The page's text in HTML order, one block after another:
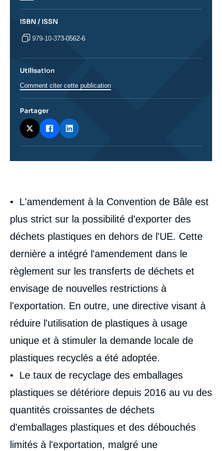
• L'amendement à la Convention de Bâle est
plus strict sur la possibilité d'exporter des
déchets plastiques en dehors de l'UE. Cette
dernière a intégré l'amendement dans le
règlement sur les transferts de déchets et
envisage de nouvelles restrictions à
l'exportation. En outre, une directive visant à
réduire l'utilisation de plastiques à usage
unique et à stimuler la demande locale de
plastiques recyclés a été adoptée.
• Le taux de recyclage des emballages
plastiques se détériore depuis 2016 au vu des
quantités croissantes de déchets
d'emballages plastiques et des débouchés
limités à l'exportation, malgré une
ISBN / ISSN
979-10-373-0562-6
Utilisation
Comment citer cette publication
Partager